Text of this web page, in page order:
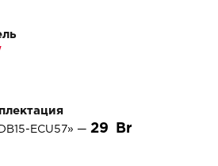
ECU57» —29